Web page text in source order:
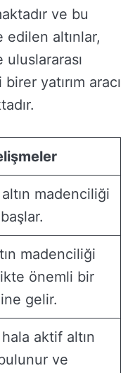
ve bu
altınlar,
yatırım aracı
altın madenciliği
madenciliği
önemli bir
gelir.
aktif altın
ve